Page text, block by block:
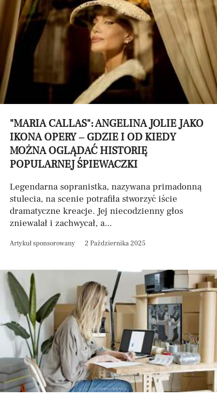
"MARIA CALLAS": ANGELINA JOLIE JAKO
IKONA OPERY – GDZIE I OD KIEDY
MOŻNA OGLĄDAĆ HISTORIĘ
POPULARNEJ ŚPIEWACZKI
Legendarna sopranistka, nazywana primadonną
stulecia, na scenie potrafiła stworzyć iście
dramatyczne kreacje. Jej niecodzienny głos
zniewalał i zachwycał, a...
Artykuł sponsorowany 2 Października 2025